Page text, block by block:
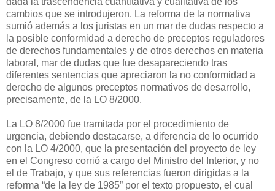
cambios que se introdujeron. La reforma de la normativa
sumió además a los juristas en un mar de dudas respecto a
la posible conformidad a derecho de preceptos reguladores
de derechos fundamentales y de otros derechos en materia
laboral, mar de dudas que fue desapareciendo tras
diferentes sentencias que apreciaron la no conformidad a
derecho de algunos preceptos normativos de desarrollo,
precisamente, de la LO 8/2000.
La LO 8/2000 fue tramitada por el procedimiento de
urgencia, debiendo destacarse, a diferencia de lo ocurrido
con la LO 4/2000, que la presentación del proyecto de ley
en el Congreso corrió a cargo del Ministro del Interior, y no
el de Trabajo, y que sus referencias fueron dirigidas a la
reforma “de la ley de 1985” por el texto propuesto, el cual